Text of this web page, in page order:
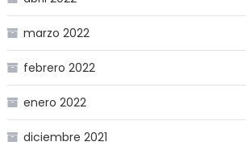
marzo 2022
febrero 2022
enero 2022
diciembre 2021